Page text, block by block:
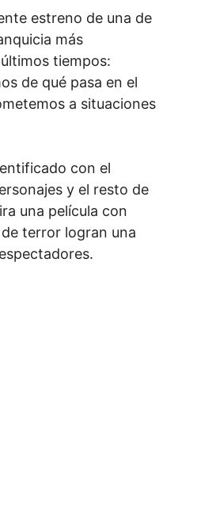
estreno de una de
más
tiempos:
de qué pasa en el
a situaciones
con el
y el resto de
una película con
terror logran una